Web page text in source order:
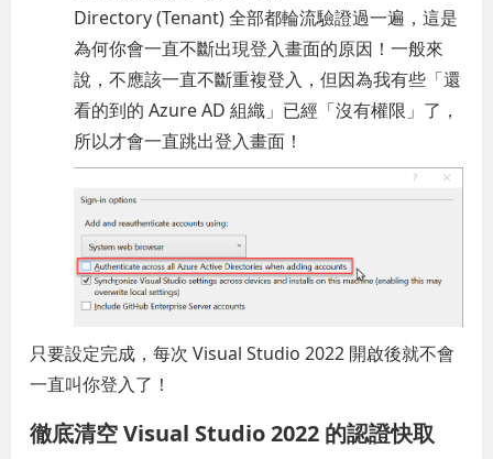
Directory (Tenant) 全部都輪流驗證過一遍，這是
為何你會一直不斷出現登入畫面的原因！一般來
說，不應該一直不斷重複登入，但因為我有些「還
看的到的 Azure AD 組織」已經「沒有權限」了，
所以才會一直跳出登入畫面！
只要設定完成，每次 Visual Studio 2022 開啟後就不會
一直叫你登入了！
徹底清空 Visual Studio 2022 的認證快取